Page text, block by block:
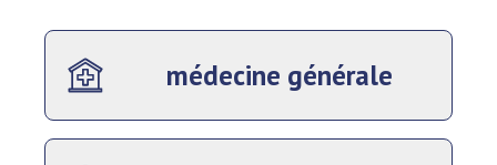
médecine générale